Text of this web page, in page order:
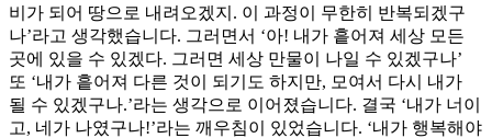
비가 되어 땅으로 내려오겠지. 이 과정이 무한히 반복되겠구
나’라고 생각했습니다. 그러면서 ‘아! 내가 흩어져 세상 모든
곳에 있을 수 있겠다. 그러면 세상 만물이 나일 수 있겠구나’
또 ‘내가 흩어져 다른 것이 되기도 하지만, 모여서 다시 내가
될 수 있겠구나.’라는 생각으로 이어졌습니다. 결국 ‘내가 너이
고, 네가 나였구나!’라는 깨우침이 있었습니다. ‘내가 행복해야